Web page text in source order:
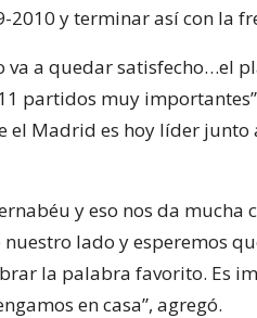
y terminar así con la
va a quedar satisfecho…el
partidos muy
el Madrid es hoy líder junto
y eso nos da mucha
lado y esperemos
la palabra favorito. Es
en casa”, agregó.